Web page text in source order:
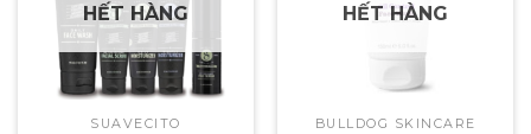
HẾT HÀNG
SUAVECITO
HẾT HÀNG
BULLDOG SKINCARE